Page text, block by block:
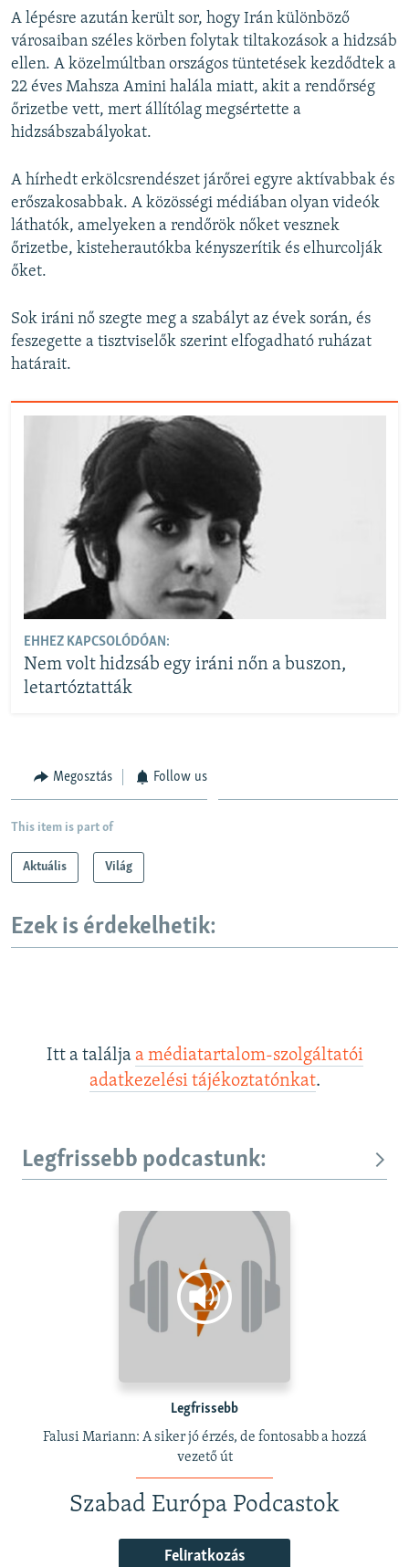
A lépésre azután került sor, hogy Irán különböző
városaiban széles körben folytak tiltakozások a hidzsáb
ellen. A közelmúltban országos tüntetések kezdődtek a
22 éves Mahsza Amini halála miatt, akit a rendőrség
őrizetbe vett, mert állítólag megsértette a
hidzsábszabályokat.
A hírhedt erkölcsrendészet járőrei egyre aktívabbak és
erőszakosabbak. A közösségi médiában olyan videók
láthatók, amelyeken a rendőrök nőket vesznek
őrizetbe, kisteherautókba kényszerítik és elhurcolják
őket.
Sok iráni nő szegte meg a szabályt az évek során, és
feszegette a tisztviselők szerint elfogadható ruházat
határait.
EHHEZ KAPCSOLÓDÓAN:
Nem volt hidzsáb egy iráni nőn a buszon,
letartóztatták
Megosztás Follow us
This item is part of
Aktuális Világ
Ezek is érdekelhetik:
Itt a találja a médiatartalom-szolgáltatói
adatkezelési tájékoztatónkat.
Legfrissebb podcastunk:
Legfrissebb
Falusi Mariann: A siker jó érzés, de fontosabb a hozzá
vezető út
Szabad Európa Podcastok
Feliratkozás